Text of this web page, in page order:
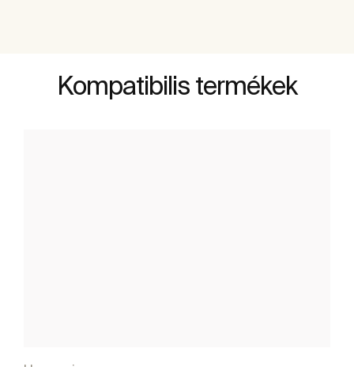
Kompatibilis termékek